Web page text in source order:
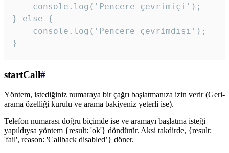
    console.log('Pencere çevrimiçi');
} else {
    console.log('Pencere çevrimdışı');
}
startCall#
Yöntem, istediğiniz numaraya bir çağrı başlatmanıza izin verir (Geri-
arama özelliği kurulu ve arama bakiyeniz yeterli ise).
Telefon numarası doğru biçimde ise ve aramayı başlatma isteği
yapıldıysa yöntem {result: 'ok'} döndürür. Aksi takdirde, {result:
'fail', reason: 'Callback disabled’} döner.